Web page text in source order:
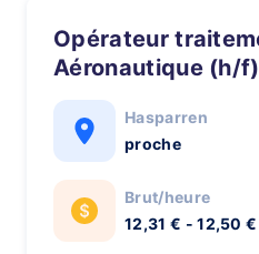
Opérateur traitement de surface
Aéronautique (h/f)
Hasparren
proche
Brut/heure
12,31 € - 12,50 €